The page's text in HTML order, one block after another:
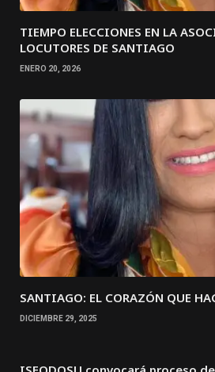
TIEMPO ELECCIONES EN LA
LOCUTORES DE SANTIAGO
ENERO 20, 2026
SANTIAGO: EL CORAZÓN QUE
DICIEMBRE 29, 2025